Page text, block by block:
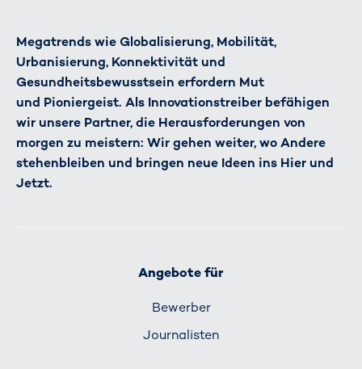
Megatrends wie Globalisierung, Mobilität,
Urbanisierung, Konnektivität und
Gesundheitsbewusstsein erfordern Mut
und Pioniergeist. Als Innovationstreiber befähigen
wir unsere Partner, die Herausforderungen von
morgen zu meistern: Wir gehen weiter, wo Andere
stehenbleiben und bringen neue Ideen ins Hier und
Jetzt.
Angebote für
Bewerber
Journalisten